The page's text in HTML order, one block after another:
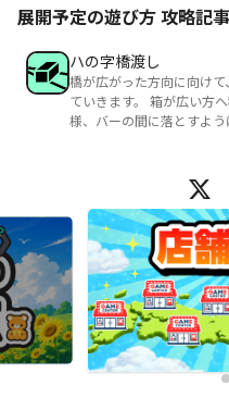
展開予定の遊び方 攻略記事
ハの字橋渡し
橋が広がった方向に向け
ていきます。 箱が広い方
様、バーの間に落とすよう